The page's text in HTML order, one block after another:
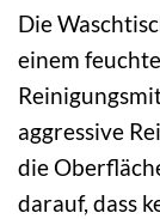
Die
einem
aggressive
die
darauf, dass